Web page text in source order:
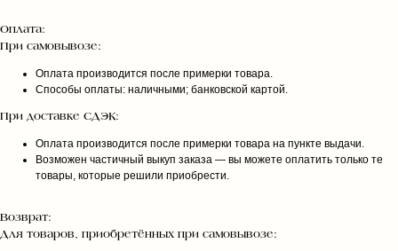
Оплата:
При самовывозе:
Оплата производится после примерки товара.
Способы оплаты: наличными; банковской картой.
При доставке СДЭК:
Оплата производится после примерки товара на пункте выдачи.
Возможен частичный выкуп заказа — вы можете оплатить только те
товары, которые решили приобрести.
Возврат:
Для товаров, приобретённых при самовывозе: